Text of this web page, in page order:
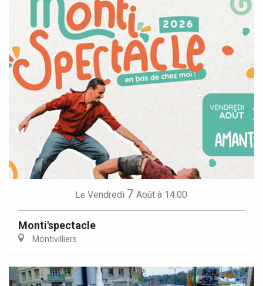
Le Vendredi 7 Août à 14:00
Monti'spectacle
Montivilliers